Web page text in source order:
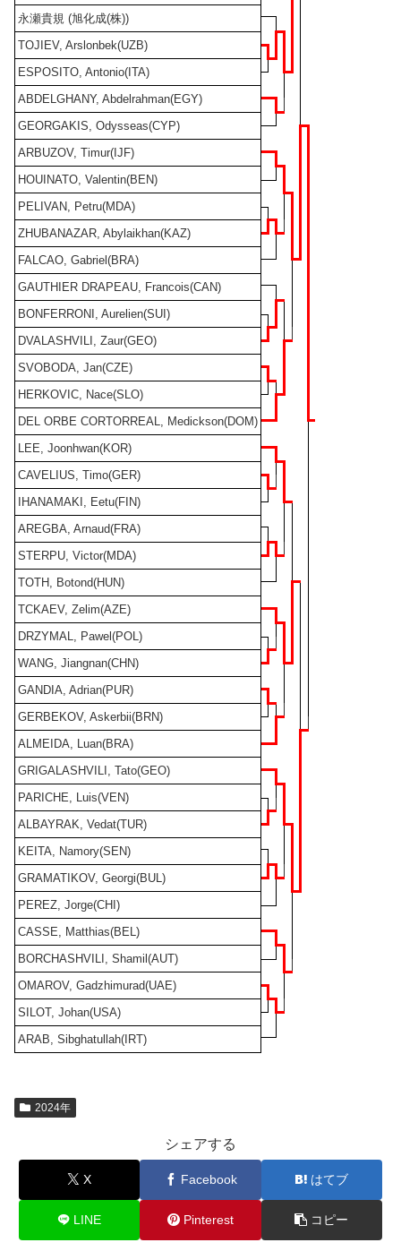
永瀬貴規 (旭化成(株))
TOJIEV, Arslonbek(UZB)
ESPOSITO, Antonio(ITA)
ABDELGHANY, Abdelrahman(EGY)
GEORGAKIS, Odysseas(CYP)
ARBUZOV, Timur(IJF)
HOUINATO, Valentin(BEN)
PELIVAN, Petru(MDA)
ZHUBANAZAR, Abylaikhan(KAZ)
FALCAO, Gabriel(BRA)
GAUTHIER DRAPEAU, Francois(CAN)
BONFERRONI, Aurelien(SUI)
DVALASHVILI, Zaur(GEO)
SVOBODA, Jan(CZE)
HERKOVIC, Nace(SLO)
DEL ORBE CORTORREAL, Medickson(DOM)
LEE, Joonhwan(KOR)
CAVELIUS, Timo(GER)
IHANAMAKI, Eetu(FIN)
AREGBA, Arnaud(FRA)
STERPU, Victor(MDA)
TOTH, Botond(HUN)
TCKAEV, Zelim(AZE)
DRZYMAL, Pawel(POL)
WANG, Jiangnan(CHN)
GANDIA, Adrian(PUR)
GERBEKOV, Askerbii(BRN)
ALMEIDA, Luan(BRA)
GRIGALASHVILI, Tato(GEO)
PARICHE, Luis(VEN)
ALBAYRAK, Vedat(TUR)
KEITA, Namory(SEN)
GRAMATIKOV, Georgi(BUL)
PEREZ, Jorge(CHI)
CASSE, Matthias(BEL)
BORCHASHVILI, Shamil(AUT)
OMAROV, Gadzhimurad(UAE)
SILOT, Johan(USA)
ARAB, Sibghatullah(IRT)
2024年
シェアする
X Facebook はてブ
LINE Pinterest コピー